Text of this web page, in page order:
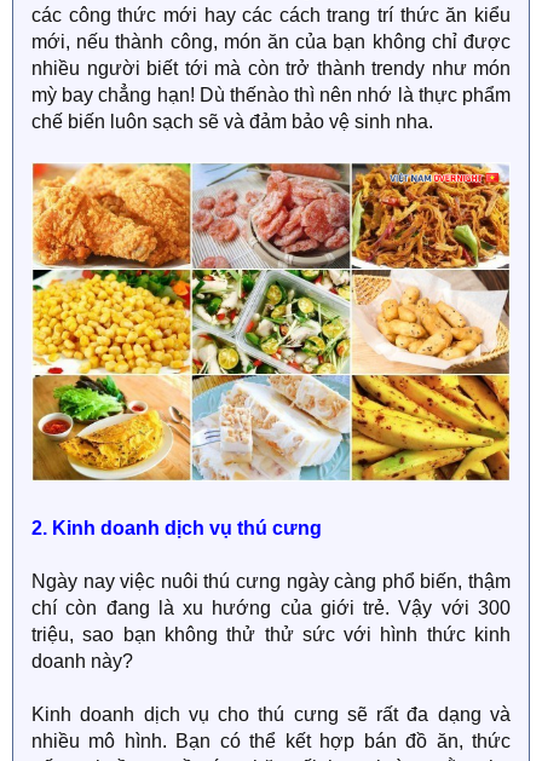
các công thức mới hay các cách trang trí thức ăn kiểu
mới, nếu thành công, món ăn của bạn không chỉ được
nhiều người biết tới mà còn trở thành trendy như món
mỳ bay chẳng hạn! Dù thếnào thì nên nhớ là thực phẩm
chế biến luôn sạch sẽ và đảm bảo vệ sinh nha.
2. Kinh doanh dịch vụ thú cưng
Ngày nay việc nuôi thú cưng ngày càng phổ biến, thậm
chí còn đang là xu hướng của giới trẻ. Vậy với 300
triệu, sao bạn không thử thử sức với hình thức kinh
doanh này?
Kinh doanh dịch vụ cho thú cưng sẽ rất đa dạng và
nhiều mô hình. Bạn có thể kết hợp bán đồ ăn, thức